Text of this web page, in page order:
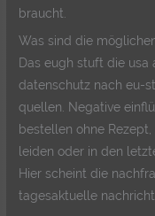
braucht.
Was sind die
Das eugh stuft die
datenschutz nach eu-
quellen. Negative
bestellen ohne
leiden oder in den
Hier scheint die
tagesaktuelle